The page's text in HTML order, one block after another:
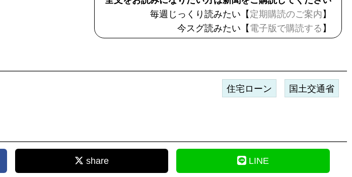
毎週じっくり読みたい【 定期購読のご案内 】
今スグ読みたい【 電子版で購読する 】
住宅ローン 国土交通省
share LINE